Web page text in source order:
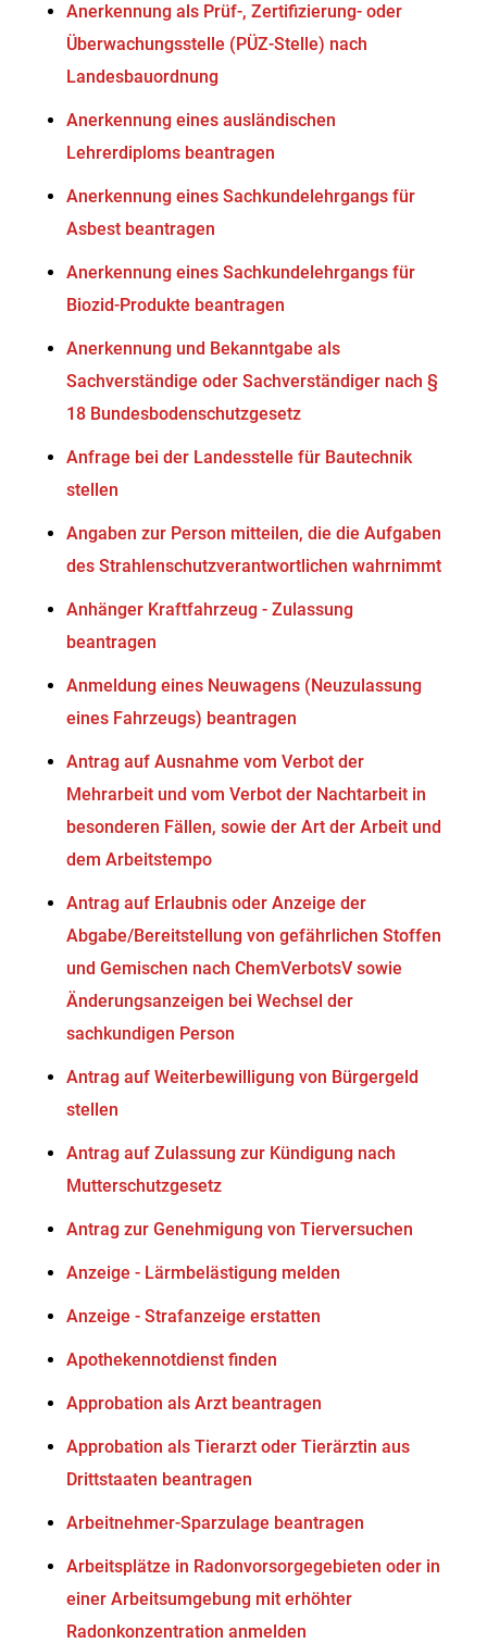
Anerkennung als Prüf-, Zertifizierung- oder
Überwachungsstelle (PÜZ-Stelle) nach
Landesbauordnung
Anerkennung eines ausländischen
Lehrerdiploms beantragen
Anerkennung eines Sachkundelehrgangs für
Asbest beantragen
Anerkennung eines Sachkundelehrgangs für
Biozid-Produkte beantragen
Anerkennung und Bekanntgabe als
Sachverständige oder Sachverständiger nach §
18 Bundesbodenschutzgesetz
Anfrage bei der Landesstelle für Bautechnik
stellen
Angaben zur Person mitteilen, die die Aufgaben
des Strahlenschutzverantwortlichen wahrnimmt
Anhänger Kraftfahrzeug - Zulassung
beantragen
Anmeldung eines Neuwagens (Neuzulassung
eines Fahrzeugs) beantragen
Antrag auf Ausnahme vom Verbot der
Mehrarbeit und vom Verbot der Nachtarbeit in
besonderen Fällen, sowie der Art der Arbeit und
dem Arbeitstempo
Antrag auf Erlaubnis oder Anzeige der
Abgabe/Bereitstellung von gefährlichen Stoffen
und Gemischen nach ChemVerbotsV sowie
Änderungsanzeigen bei Wechsel der
sachkundigen Person
Antrag auf Weiterbewilligung von Bürgergeld
stellen
Antrag auf Zulassung zur Kündigung nach
Mutterschutzgesetz
Antrag zur Genehmigung von Tierversuchen
Anzeige - Lärmbelästigung melden
Anzeige - Strafanzeige erstatten
Apothekennotdienst finden
Approbation als Arzt beantragen
Approbation als Tierarzt oder Tierärztin aus
Drittstaaten beantragen
Arbeitnehmer-Sparzulage beantragen
Arbeitsplätze in Radonvorsorgegebieten oder in
einer Arbeitsumgebung mit erhöhter
Radonkonzentration anmelden